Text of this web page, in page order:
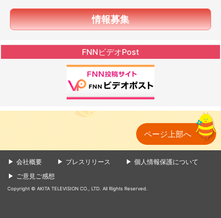
情報募集
FNNビデオPost
ページ上部へ
会社概要 プレスリリース
個人情報保護について
ご意見ご感想
Copyright © AKITA TELEVISION CO., LTD. All Rights Reserved.